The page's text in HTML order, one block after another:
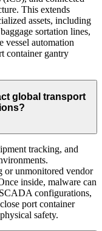
This extends
assets, including
sortation lines,
vessel automation
container gantry
global transport
tracking, and
or unmonitored vendor
inside, malware can
configurations,
port container
safety.